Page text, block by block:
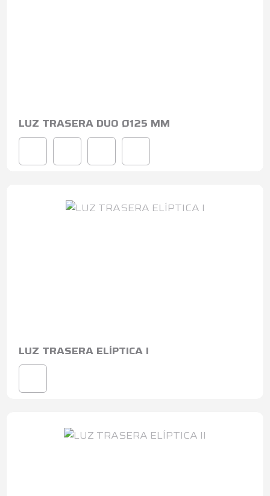
LUZ TRASERA DUO Ø125 MM
LUZ TRASERA ELÍPTICA I